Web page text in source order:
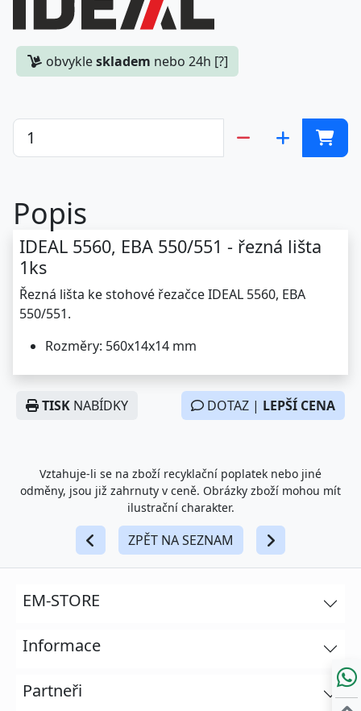
obvykleskladem nebo 24h [?]
Popis
IDEAL 5560, EBA 550/551 - řezná lišta
1ks
Řezná lišta ke stohové řezačce IDEAL 5560, EBA
550/551.
Rozměry: 560x14x14 mm
TISK NABÍDKY DOTAZ | LEPŠÍ CENA
Vztahuje-li se na zboží recyklační poplatek nebo jiné
odměny, jsou již zahrnuty v ceně. Obrázky zboží mohou mít
ilustrační charakter.
ZPĚT NA SEZNAM
EM-STORE
Informace
Partneři